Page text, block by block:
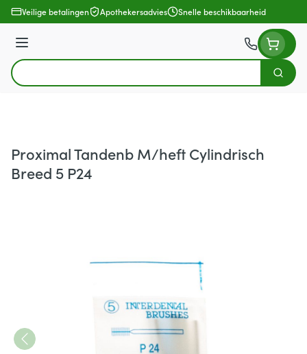
Ga naar de inhoud
Veilige betalingen Apothekersadvies Snelle beschikbaarheid
Menu
Product, merk, categorie...
Zoek
Proximal Tandenb M/heft Cylindrisch
Breed 5 P24